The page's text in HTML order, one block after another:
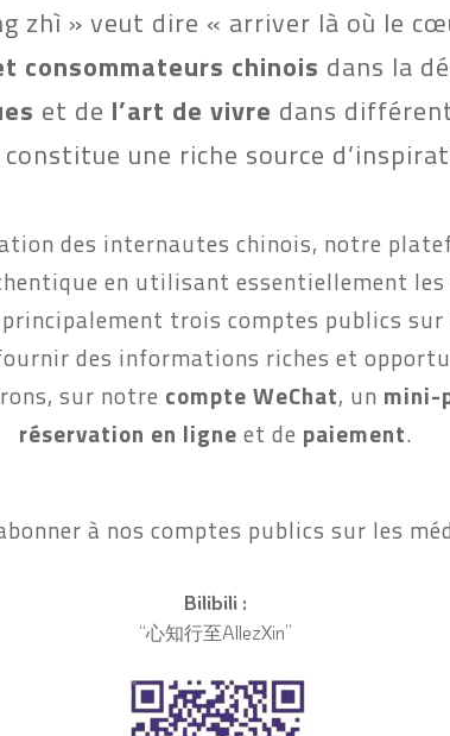
zhì » veut dire « arriver là où le
consommateurs chinois dans la
et de l’art de vivre dans
une riche source
des internautes chinois, notre
en utilisant essentiellement
trois comptes publics sur
des informations riches et
sur notre compte WeChat, un mini-
réservation en ligne et de paiement.
à nos comptes publics sur les
Bilibili :
“心知行至AllezXin”